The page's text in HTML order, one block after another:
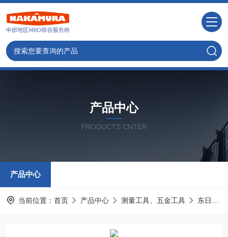
产品中心
PRODUCTS CNTER
产品中心
当前位置： 首页 产品中心 测量工具、五金工具 东日TOHNICHI